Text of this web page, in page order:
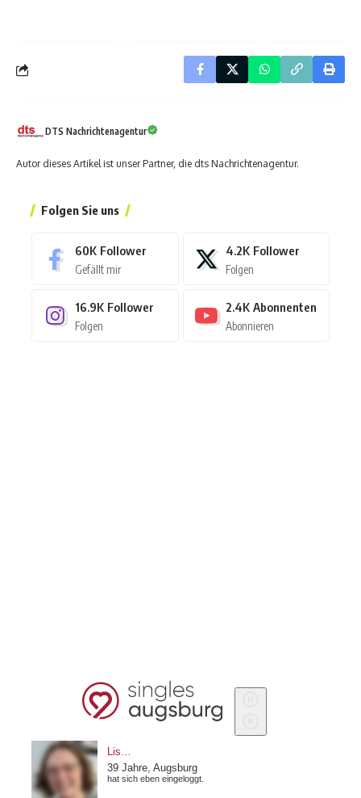
DTS Nachrichtenagentur
Autor dieses Artikel ist unser Partner, die dts Nachrichtenagentur.
Folgen Sie uns
60K Follower
Gefällt mir
4.2K Follower
Folgen
16.9K Follower
Folgen
2.4K Abonnenten
Abonnieren